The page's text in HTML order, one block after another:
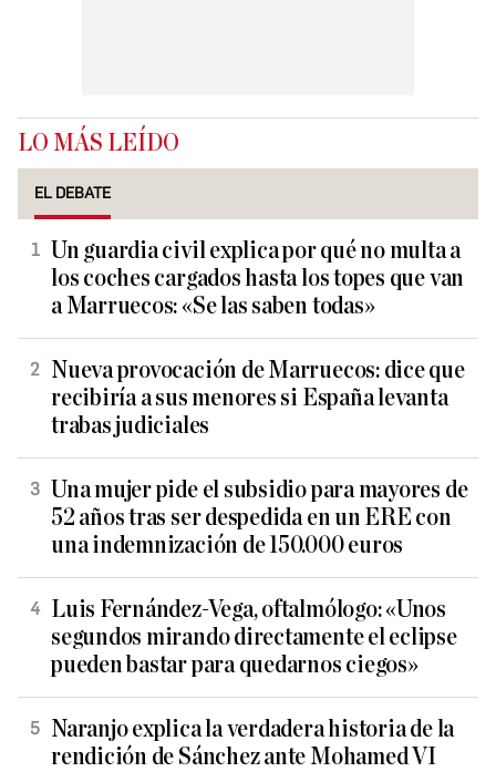
LO MÁS LEÍDO
EL DEBATE
Un guardia civil explica por qué no multa a
los coches cargados hasta los topes que van
a Marruecos: «Se las saben todas»
Nueva provocación de Marruecos: dice que
recibiría a sus menores si España levanta
trabas judiciales
Una mujer pide el subsidio para mayores de
52 años tras ser despedida en un ERE con
una indemnización de 150.000 euros
Luis Fernández-Vega, oftalmólogo: «Unos
segundos mirando directamente el eclipse
pueden bastar para quedarnos ciegos»
Naranjo explica la verdadera historia de la
rendición de Sánchez ante Mohamed VI